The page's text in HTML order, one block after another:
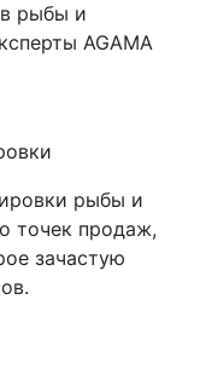
рыбы и
AGAMA
рыбы и
точек продаж,
зачастую